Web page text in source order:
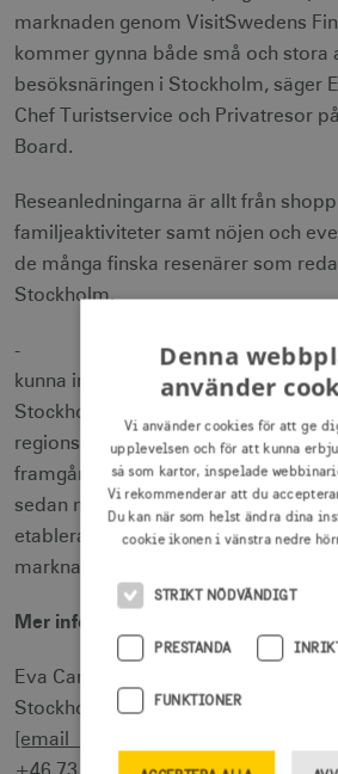
marknaden genom VisitSwedens
kommer gynna både små och stora
besöksnäringen i Stockholm, säger
Chef Turistservice och Privatresor
Board.
Reseanledningarna är allt från
familjeaktiviteter samt nöjen och
de många finska resenärer som
Stockholm.
- Vi på VisitSweden är
kunna ingå i detta samarbete
Stockholm Visitors Board, säger
regionsdirektör på VisitSweden. Vi
framgångsrikt på liknande sätt, i
sedan några år tillbaka. Nu hoppas vi
etablera Stockholms erbjudande på
marknaden.
Mer information:
Eva Camél Fuglseth, Chef
Stockholm Visitors Board
[email protected]
Denna
använder
Vi använder cookies för att ge
upplevelsen och för att kunna
så som kartor, inspelade
Vi rekommenderar att du
Du kan när som helst ändra dina
cookie ikonen i vänstra nedre
STRIKT NÖDVÄNDIGT
PRESTANDA
FUNKTIONER